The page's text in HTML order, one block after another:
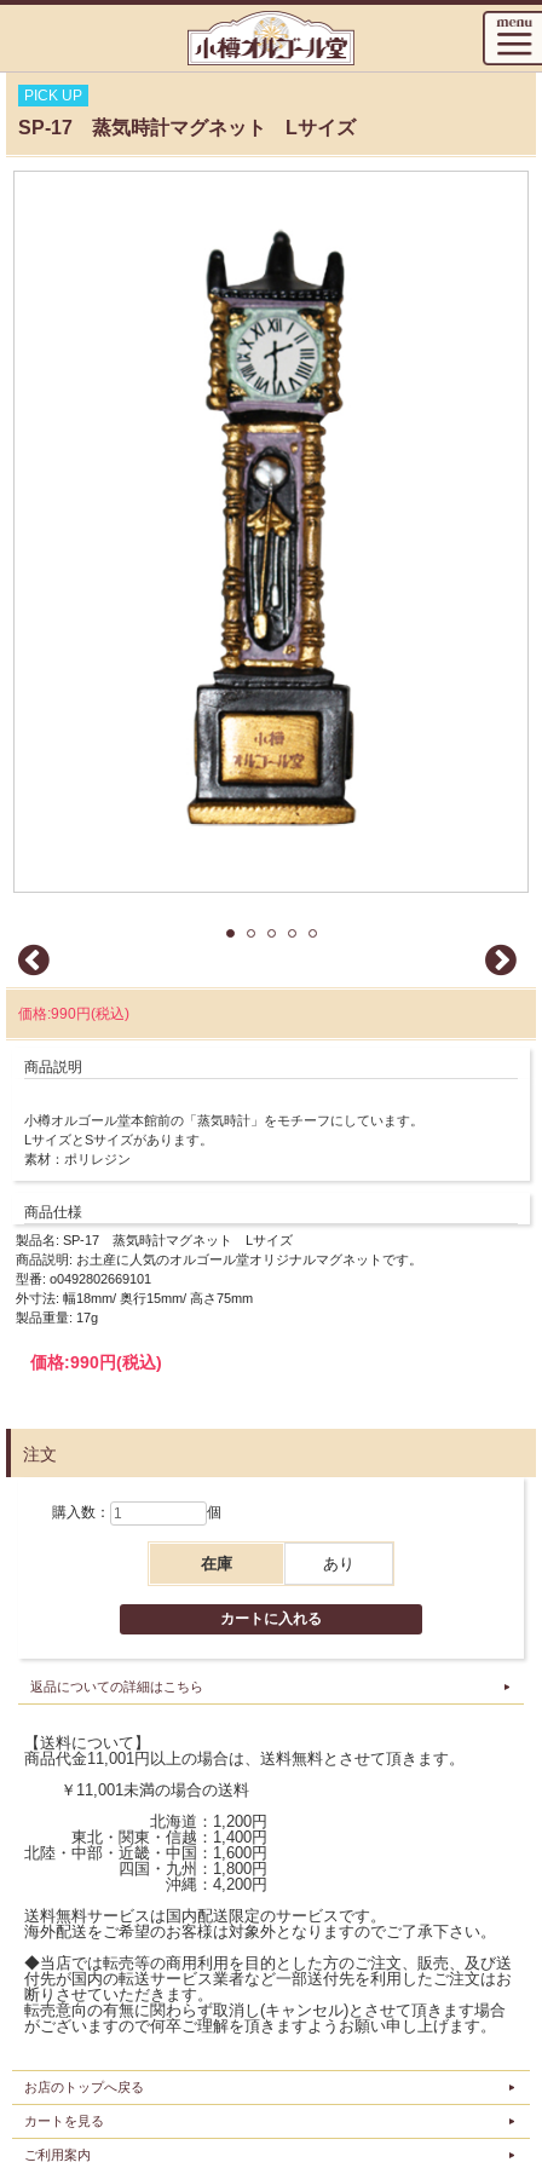
PICK UP
SP-17 蒸気時計マグネット Lサイズ
価格:990円(税込)
商品説明
小樽オルゴール堂本館前の「蒸気時計」をモチーフにしています。
LサイズとSサイズがあります。
素材：ポリレジン
商品仕様
製品名: SP-17 蒸気時計マグネット Lサイズ
商品説明: お土産に人気のオルゴール堂オリジナルマグネットです。
型番: o0492802669101
外寸法: 幅18mm/ 奥行15mm/ 高さ75mm
製品重量: 17g
価格:990円(税込)
注文
購入数： 個
在庫 あり
返品についての詳細はこちら
【送料について】
商品代金11,001円以上の場合は、送料無料とさせて頂きます。
￥11,001未満の場合の送料
北海道：1,200円
東北・関東・信越：1,400円
北陸・中部・近畿・中国：1,600円
四国・九州：1,800円
沖縄：4,200円
送料無料サービスは国内配送限定のサービスです。
海外配送をご希望のお客様は対象外となりますのでご了承下さい。
◆当店では転売等の商用利用を目的とした方のご注文、販売、及び送
付先が国内の転送サービス業者など一部送付先を利用したご注文はお
断りさせていただきます。
転売意向の有無に関わらず取消し(キャンセル)とさせて頂きます場合
がございますので何卒ご理解を頂きますようお願い申し上げます。
お店のトップへ戻る
カートを見る
ご利用案内